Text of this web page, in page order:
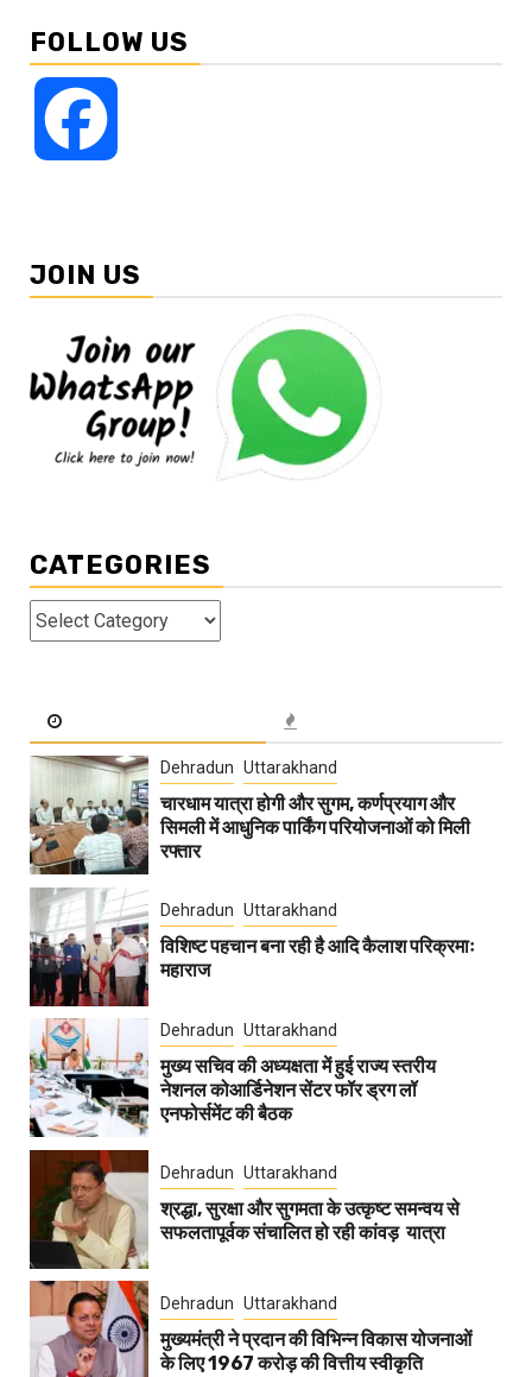
FOLLOW US
JOIN US
CATEGORIES
Categories
Dehradun Uttarakhand
चारधाम यात्रा होगी और सुगम, कर्णप्रयाग और
सिमली में आधुनिक पार्किंग परियोजनाओं को मिली
रफ्तार
Dehradun Uttarakhand
विशिष्ट पहचान बना रही है आदि कैलाश परिक्रमाः
महाराज
Dehradun Uttarakhand
मुख्य सचिव की अध्यक्षता में हुई राज्य स्तरीय
नेशनल कोआर्डिनेशन सेंटर फॉर ड्रग लॉ
एनफोर्समेंट की बैठक
Dehradun Uttarakhand
श्रद्धा, सुरक्षा और सुगमता के उत्कृष्ट समन्वय से
सफलतापूर्वक संचालित हो रही कांवड़ यात्रा
Dehradun Uttarakhand
मुख्यमंत्री ने प्रदान की विभिन्न विकास योजनाओं
के लिए 1967 करोड़ की वित्तीय स्वीकृति